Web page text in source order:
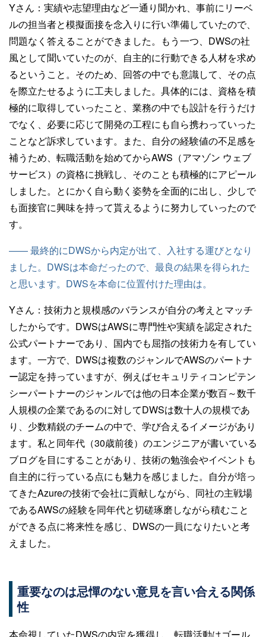
Yさん： 実績や志望理由など一通り聞かれ、事前にリーベ
ルの担当者と模擬面接を念入りに行い準備していたので、
問題なく答えることができました。もう一つ、DWSの社
風として聞いていたのが、自主的に行動できる人材を求め
るということ。そのため、回答の中でも意識して、その点
を際立たせるように工夫しました。具体的には、資格を積
極的に取得していったこと、業務の中でも設計を行うだけ
でなく、必要に応じて開発の工程にも自ら携わっていった
ことなど訴求しています。また、自分の経験値の不足感を
補うため、転職活動を始めてからAWS（アマゾン ウェブ
サービス）の資格に挑戦し、そのことも積極的にアピール
しました。とにかく自ら動く姿勢を全面的に出し、少しで
も面接官に興味を持って貰えるように努力していったので
す。
—— 最終的にDWSから内定が出て、入社する運びとなり
ました。DWSは本命だったので、最良の結果を得られた
と思います。DWSを本命に位置付けた理由は。
Yさん： 技術力と規模感のバランスが自分の考えとマッチ
したからです。DWSはAWSに専門性や実績を認定された
公式パートナーであり、国内でも屈指の技術力を有してい
ます。一方で、DWSは複数のジャンルでAWSのパートナ
ー認定を持っていますが、例えばセキュリティコンピテン
シーパートナーのジャンルでは他の日本企業が数百～数千
人規模の企業であるのに対してDWSは数十人の規模であ
り、少数精鋭のチームの中で、学び合えるイメージがあり
ます。私と同年代（30歳前後）のエンジニアが書いている
ブログを目にすることがあり、技術の勉強会やイベントも
自主的に行っている点にも魅力を感じました。自分が培っ
てきたAzureの技術で会社に貢献しながら、同社の主戦場
であるAWSの経験を同年代と切磋琢磨しながら積むこと
ができる点に将来性を感じ、DWSの一員になりたいと考
えました。
重要なのは忌憚のない意見を言い合える関係
性